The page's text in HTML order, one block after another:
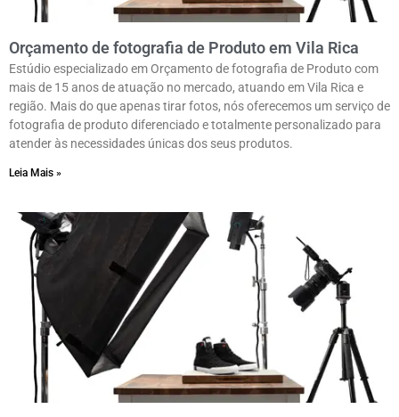
Orçamento de fotografia de Produto em Vila Rica
Estúdio especializado em Orçamento de fotografia de Produto com
mais de 15 anos de atuação no mercado, atuando em Vila Rica e
região. Mais do que apenas tirar fotos, nós oferecemos um serviço de
fotografia de produto diferenciado e totalmente personalizado para
atender às necessidades únicas dos seus produtos.
Leia Mais »